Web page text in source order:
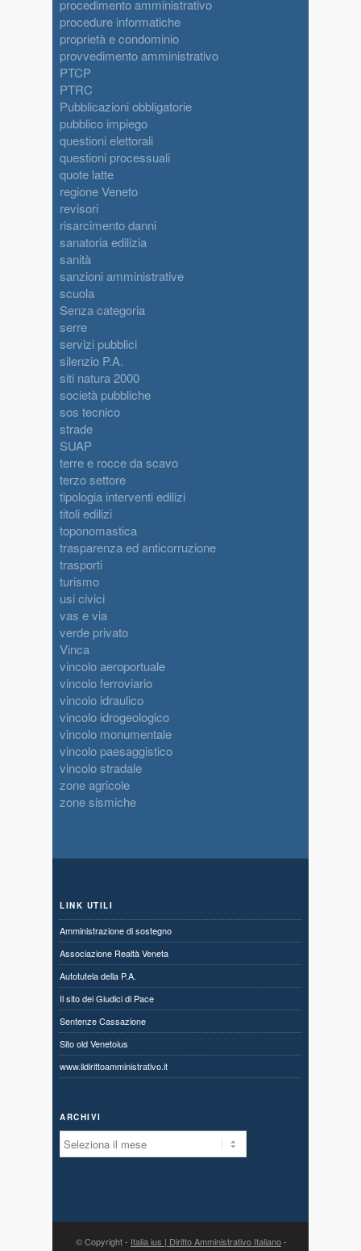
procedimento amministrativo
procedure informatiche
proprietà e condominio
provvedimento amministrativo
PTCP
PTRC
Pubblicazioni obbligatorie
pubblico impiego
questioni elettorali
questioni processuali
quote latte
regione Veneto
revisori
risarcimento danni
sanatoria edilizia
sanità
sanzioni amministrative
scuola
Senza categoria
serre
servizi pubblici
silenzio P.A.
siti natura 2000
società pubbliche
sos tecnico
strade
SUAP
terre e rocce da scavo
terzo settore
tipologia interventi edilizi
titoli edilizi
toponomastica
trasparenza ed anticorruzione
trasporti
turismo
usi civici
vas e via
verde privato
Vinca
vincolo aeroportuale
vincolo ferroviario
vincolo idraulico
vincolo idrogeologico
vincolo monumentale
vincolo paesaggistico
vincolo stradale
zone agricole
zone sismiche
LINK UTILI
Amministrazione di sostegno
Associazione Realtà Veneta
Autotutela della P.A.
Il sito dei Giudici di Pace
Sentenze Cassazione
Sito old Venetoius
www.ildirittoamministrativo.it
ARCHIVI
Archivi
© Copyright - Italia ius | Diritto Amministrativo Italiano-